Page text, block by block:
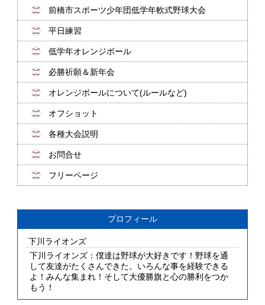
前橋市スポーツ少年団低学年軟式野球大会
平日練習
低学年オレンジボール
必勝祈願＆新年会
オレンジボールについて(ルールなど)
オフショット
各種大会説明
お問合せ
フリーページ
プロフィール
下川ライオンズ
下川ライオンズ：僕達は野球が大好きです！野球を通
して友達がたくさんできた。いろんな事を経験できる
よ！みんな集まれ！そして大優勝旗と心の勝利をつか
もう！